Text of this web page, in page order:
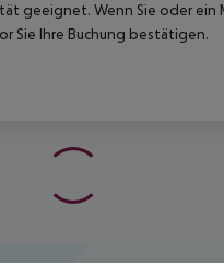
geeignet. Wenn Sie oder
Sie Ihre Buchung bestätigen.